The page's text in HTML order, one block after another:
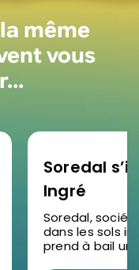
même
vous
Soredal
Ingré
Soredal,
dans les sols
prend à bail un